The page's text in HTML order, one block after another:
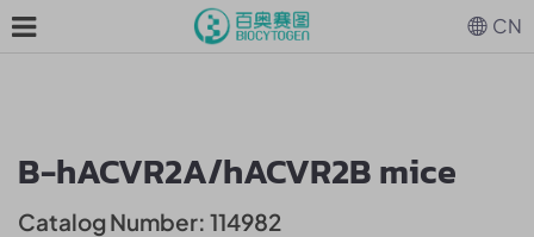
B-hACVR2A/hACVR2B mice
Catalog Number: 114982
CN